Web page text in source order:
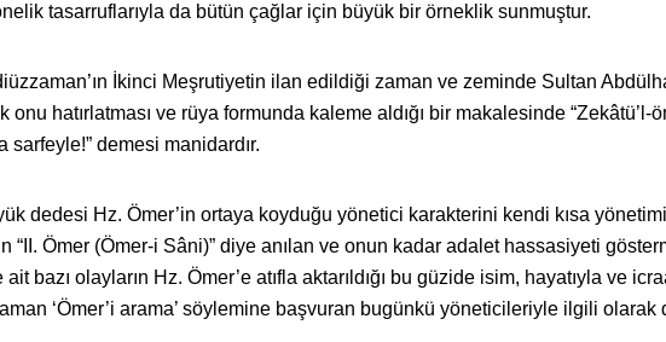
tasarruflarıyla da bütün çağlar için büyük bir örneklik sunmuştur.
İkinci Meşrutiyetin ilan edildiği zaman ve zeminde Sultan
hatırlatması ve rüya formunda kaleme aldığı bir makalesinde “Zekâtü’l-
sarfeyle!” demesi manidardır.
dedesi Hz. Ömer’in ortaya koyduğu yönetici karakterini kendi kısa
“II. Ömer (Ömer-i Sâni)” diye anılan ve onun kadar adalet hassasiyeti
bazı olayların Hz. Ömer’e atıfla aktarıldığı bu güzide isim, hayatıyla ve
‘Ömer’i arama’ söylemine başvuran bugünkü yöneticileriyle ilgili olarak